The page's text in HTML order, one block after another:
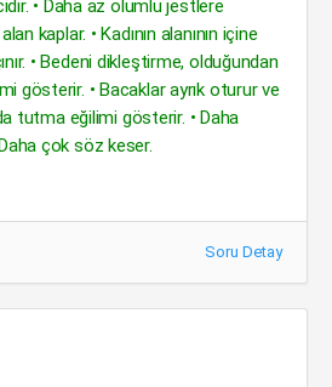
• Daha az olumlu jestlere
kaplar. • Kadının alanının içine
• Bedeni dikleştirme, olduğundan
gösterir. • Bacaklar ayrık oturur ve
tutma eğilimi gösterir. • Daha
çok söz keser.
Soru Detay